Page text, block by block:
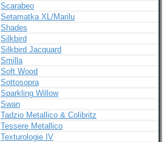
Scarabeo
Setamatka XL/Marilu
Shades
Silkbird
Silkbird Jacquard
Smilla
Soft Wood
Sottosopra
Sparkling Willow
Swan
Tadzio Metallico & Colibritz
Tessere Metallico
Texturologie IV